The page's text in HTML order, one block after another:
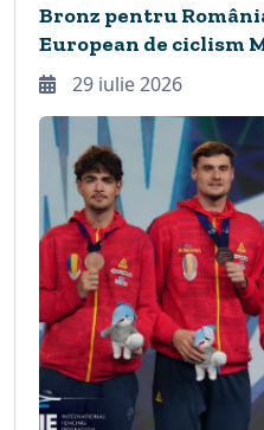
Bronz pentru
European de ciclism
în premieră la Cheile
29 iulie 2026